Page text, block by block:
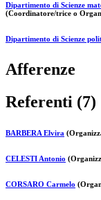
Dipartimento di Scienze
(Coordinatore/trice o
Dipartimento di Scienze
Afferenze
Referenti (7)
BARBERA Elvira
CELESTI Antonio
CORSARO Carmelo